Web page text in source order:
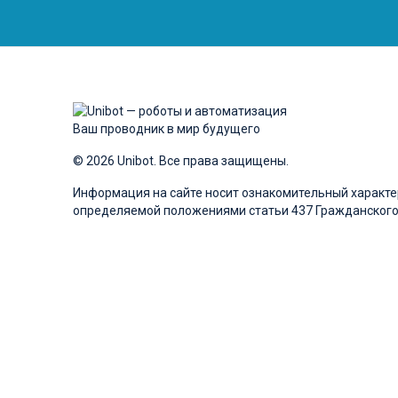
Ваш проводник в мир будущего
© 2026 Unibot. Все права защищены.
Информация на сайте носит ознакомительный
определяемой положениями статьи 437